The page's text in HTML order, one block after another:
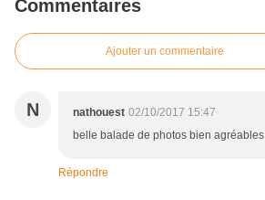
Commentaires
Ajouter un commentaire
N nathouest 02/10/2017 15:47
belle balade de photos bien agréables
Répondre